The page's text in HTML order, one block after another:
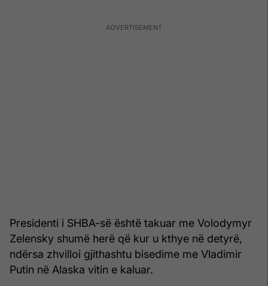
Presidenti i SHBA-së është takuar me Volodymyr
Zelensky shumë herë që kur u kthye në detyrë,
ndërsa zhvilloi gjithashtu bisedime me Vladimir
Putin në Alaska vitin e kaluar.